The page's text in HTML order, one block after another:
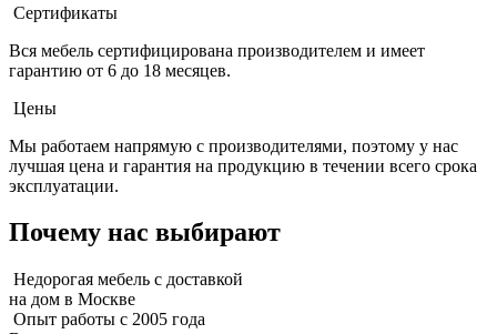
Сертификаты
Вся мебель сертифицирована производителем и имеет
гарантию от 6 до 18 месяцев.
Цены
Мы работаем напрямую с производителями, поэтому у нас
лучшая цена и гарантия на продукцию в течении всего срока
эксплуатации.
Почему нас выбирают
Недорогая мебель с доставкой
на дом в Москве
Опыт работы с 2005 года